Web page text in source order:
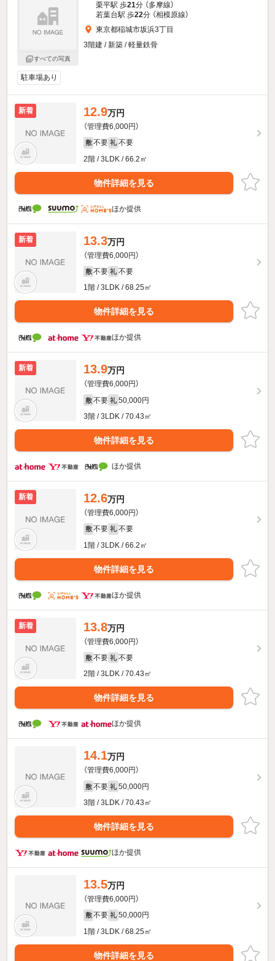
すべての写真
栗平駅 歩21分 （多摩線）
若葉台駅 歩22分 （相模原線）
東京都稲城市坂浜3丁目
3階建 / 新築 / 軽量鉄骨
駐車場あり
新着 12.9万円
（管理費6,000円）
敷 不要 礼 不要
2階 / 3LDK / 66.2㎡
物件詳細を見る
ほか提供
新着 13.3万円
（管理費6,000円）
敷 不要 礼 不要
1階 / 3LDK / 68.25㎡
物件詳細を見る
ほか提供
新着 13.9万円
（管理費6,000円）
敷 不要 礼 50,000円
3階 / 3LDK / 70.43㎡
物件詳細を見る
ほか提供
新着 12.6万円
（管理費6,000円）
敷 不要 礼 不要
1階 / 3LDK / 66.2㎡
物件詳細を見る
ほか提供
新着 13.8万円
（管理費6,000円）
敷 不要 礼 不要
2階 / 3LDK / 70.43㎡
物件詳細を見る
ほか提供
14.1万円
（管理費6,000円）
敷 不要 礼 50,000円
3階 / 3LDK / 70.43㎡
物件詳細を見る
ほか提供
13.5万円
（管理費6,000円）
敷 不要 礼 50,000円
1階 / 3LDK / 68.25㎡
物件詳細を見る